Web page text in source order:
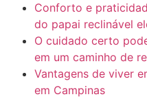
Conforto e
do papai reclinável
O cuidado certo
em um caminho de
Vantagens de viver
em Campinas